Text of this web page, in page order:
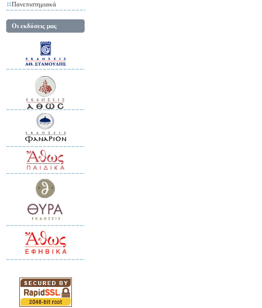
Πανεπιστημιακά
Οι εκδόσεις μας